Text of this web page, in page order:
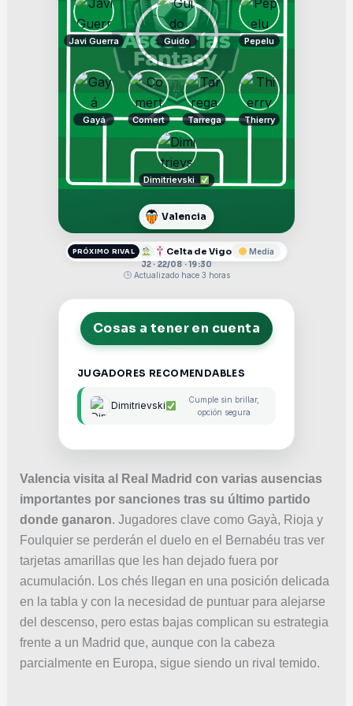
Dimitrievski
Gayá Comert Tarrega Thierry
Javi Guerra Guido Pepelu
Valencia
PRÓXIMO RIVAL Celta de Vigo
Media
J2 · 22/08 · 19:30
Actualizado hace 3 horas
Cosas a tener en cuenta
JUGADORES RECOMENDABLES
Dimitrievski
Cumple sin brillar,
opción segura
Valencia visita al Real Madrid con varias ausencias
importantes por sanciones tras su último partido
donde ganaron. Jugadores clave como Gayà, Rioja y
Foulquier se perderán el duelo en el Bernabéu tras ver
tarjetas amarillas que les han dejado fuera por
acumulación. Los chés llegan en una posición delicada
en la tabla y con la necesidad de puntuar para alejarse
del descenso, pero estas bajas complican su estrategia
frente a un Madrid que, aunque con la cabeza
parcialmente en Europa, sigue siendo un rival temido.